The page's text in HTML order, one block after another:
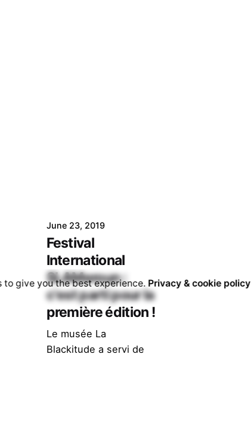
June 23, 2019
Festival
International
SLAMeroun :
c'est parti pour la
première édition !
Le musée La
Blackitude a servi de
to give you the best experience. Privacy & cookie policy